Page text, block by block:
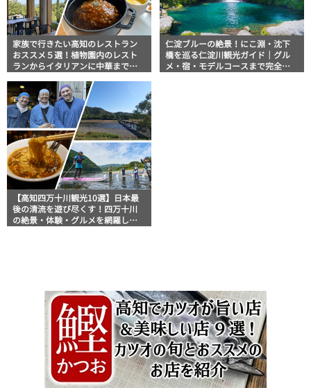
家族で行きたい高知のレストラン
おススメ５選！植物園内のレスト
ランからイタリアンに中華まで楽
仁淀ブルーの絶景！にこ淵・沈下
橋を巡る仁淀川観光ガイド｜グル
メ・宿・モデルコースまで完全網
【高知四万十川観光10選】日本最
後の清流を遊び尽くす！四万十川
の絶景・体験・グルメを網羅した